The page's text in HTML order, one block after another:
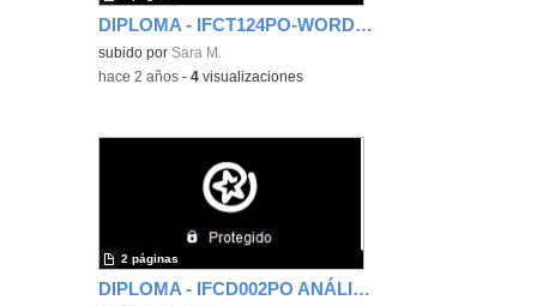
DIPLOMA - IFCT124PO-WORDPRESS EN EL SECTOR DE PUBLICIDAD
subido por Sara M.
-hace 2 años -4 visualizaciones
DIPLOMA - IFCD002PO ANÁLISIS EN CÓDIGO BDD Y TDD (Exp. 4679EST Acc. 19 G 107)
2 páginas